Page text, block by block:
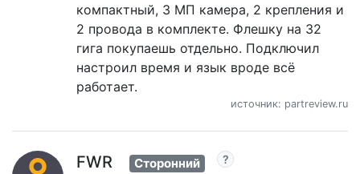
компактный, 3 МП камера, 2 крепления и
2 провода в комплекте. Флешку на 32
гига покупаешь отдельно. Подключил
настроил время и язык вроде всё
работает.
источник: partreview.ru
FWR Сторонний